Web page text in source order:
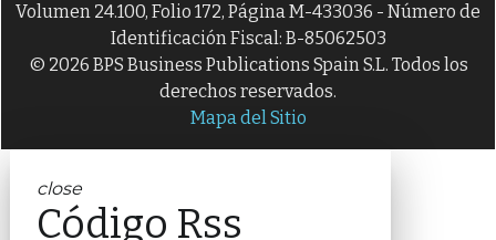
Volumen 24.100, Folio 172, Página M-433036 - Número de
Identificación Fiscal: B-85062503
© 2026 BPS Business Publications Spain S.L. Todos los
derechos reservados.
Mapa del Sitio
close
Código Rss